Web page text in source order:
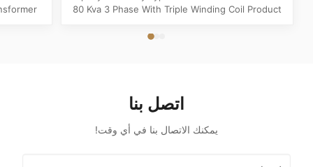
80 Kva 3 Phase With Triple Winding Coil Product
transformer, distribution transformer, Dry Type
اتصل بنا
يمكنك الاتصال بنا في أي وقت!